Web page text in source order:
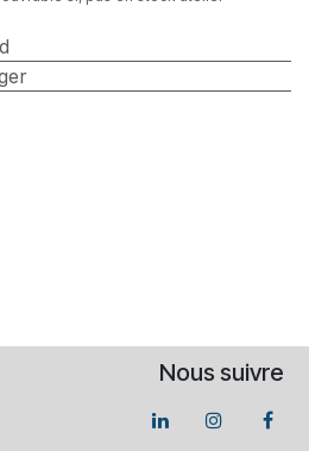
Nous suivre